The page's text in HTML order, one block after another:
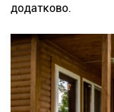
додатково.